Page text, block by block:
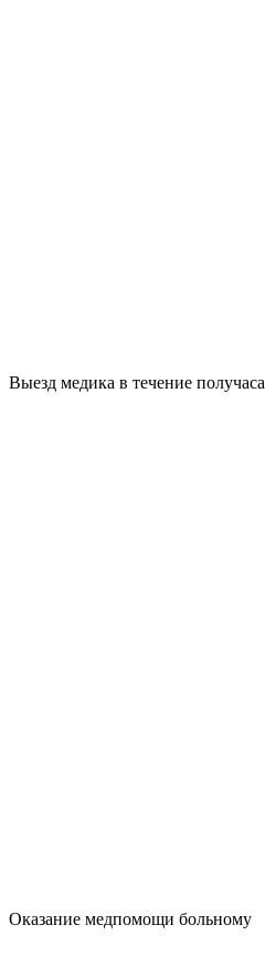
Выезд медика в течение получаса
Оказание медпомощи больному